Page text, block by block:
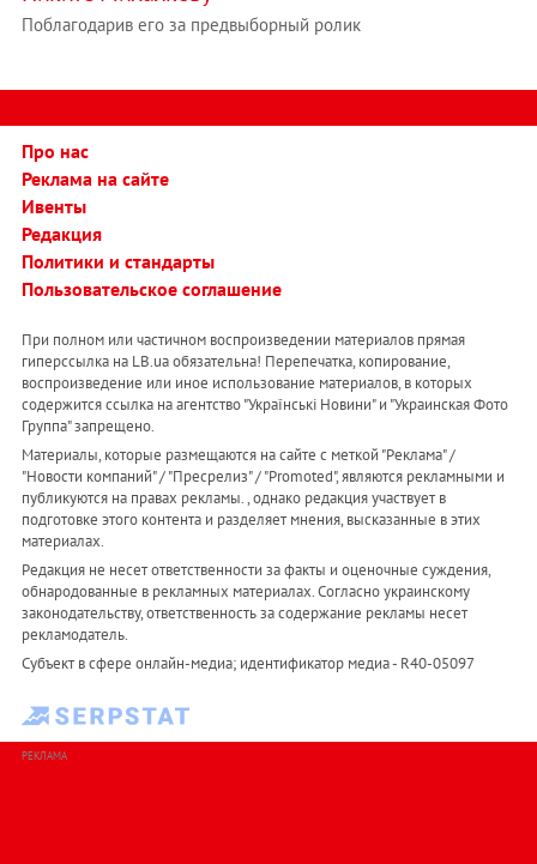
Поблагодарив его за предвыборный ролик
Про нас
Реклама на сайте
Ивенты
Редакция
Политики и стандарты
Пользовательское соглашение
При полном или частичном воспроизведении материалов прямая
гиперссылка на LB.ua обязательна! Перепечатка, копирование,
воспроизведение или иное использование материалов, в которых
содержится ссылка на агентство "Українськi Новини" и "Украинская Фото
Группа" запрещено.
Материалы, которые размещаются на сайте с меткой "Реклама" /
"Новости компаний" / "Пресрелиз" / "Promoted", являются рекламными и
публикуются на правах рекламы. , однако редакция участвует в
подготовке этого контента и разделяет мнения, высказанные в этих
материалах.
Редакция не несет ответственности за факты и оценочные суждения,
обнародованные в рекламных материалах. Согласно украинскому
законодательству, ответственность за содержание рекламы несет
рекламодатель.
Субъект в сфере онлайн-медиа; идентификатор медиа - R40-05097
РЕКЛАМА